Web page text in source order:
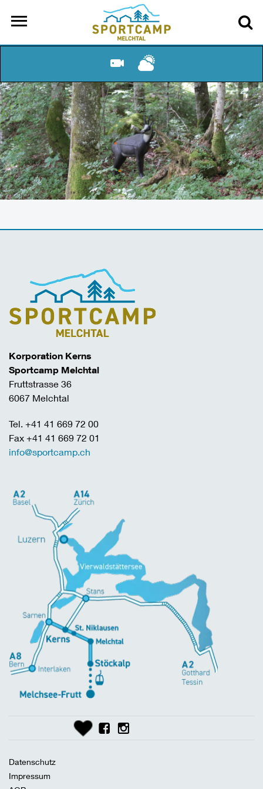
Korporation Kerns
Sportcamp Melchtal
Fruttstrasse 36
6067 Melchtal
Tel. +41 41 669 72 00
Fax +41 41 669 72 01
info@sportcamp.ch
Datenschutz
Impressum